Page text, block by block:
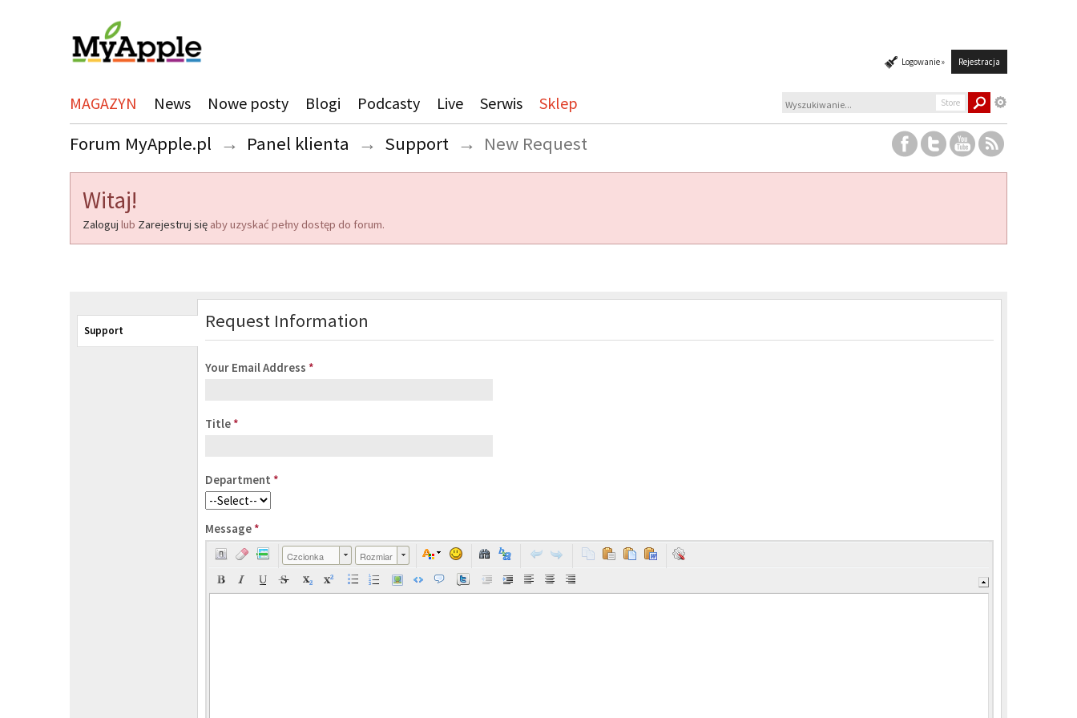
Logowanie » Rejestracja
MAGAZYN News Nowe posty Blogi Podcasty Live Serwis Sklep Store
Forum MyApple.pl → Panel klienta → Support → New Request
Witaj!
Zaloguj lub Zarejestruj się aby uzyskać pełny dostęp do forum.
Support Request Information
Your Email Address *
Title *
Department *
Message *
Czcionka Rozmiar